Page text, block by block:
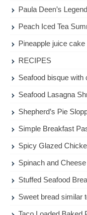
Paula Deen’s
Peach Iced Tea
Pineapple juice cake
RECIPES
Seafood bisque with
Seafood Lasagna
Shepherd’s Pie
Simple Breakfast
Spicy Glazed
Spinach and
Stuffed Seafood
Sweet bread similar